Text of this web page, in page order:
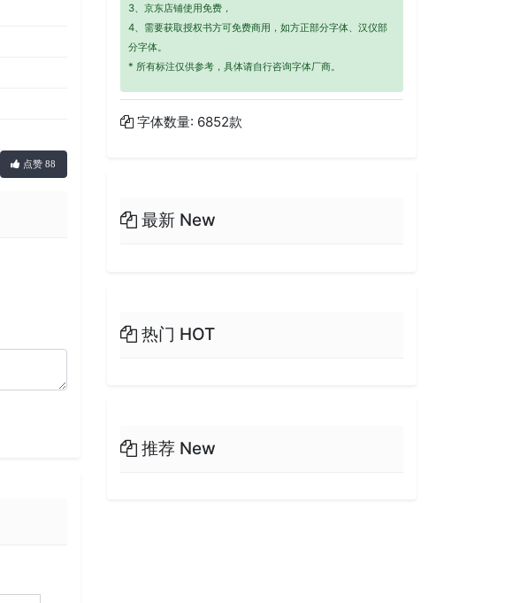
点赞 88
3、京东店铺使用免费，
4、需要获取授权书方可免费商用，如方正部分字体、汉仪部
分字体。
* 所有标注仅供参考，具体请自行咨询字体厂商。
字体数量: 6852款
最新 New
热门 HOT
推荐 New